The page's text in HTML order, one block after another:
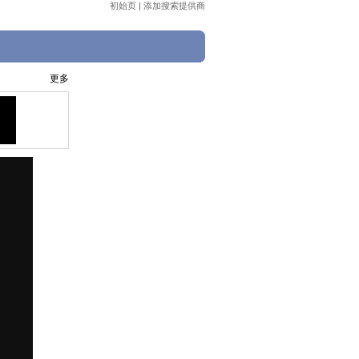
初始页 | 添加搜索提供商
更多